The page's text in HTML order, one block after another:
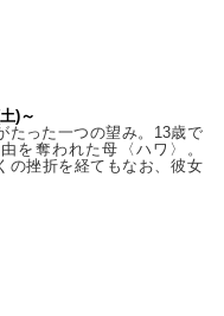
)～
たった一つの望み。13歳で
を奪われた母〈ハワ〉。
挫折を経てもなお、彼女